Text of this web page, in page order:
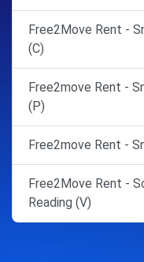
Free2Move Rent -
(C)
Free2move Rent -
(P)
Free2move Rent -
Free2Move Rent -
Reading (V)